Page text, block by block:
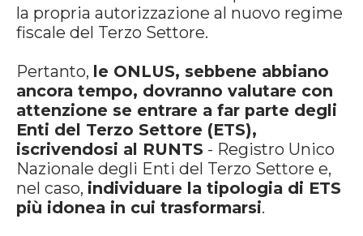
la propria autorizzazione al nuovo regime
fiscale del Terzo Settore.
Pertanto, le ONLUS, sebbene abbiano
ancora tempo, dovranno valutare con
attenzione se entrare a far parte degli
Enti del Terzo Settore (ETS),
iscrivendosi al RUNTS - Registro Unico
Nazionale degli Enti del Terzo Settore e,
nel caso, individuare la tipologia di ETS
più idonea in cui trasformarsi.